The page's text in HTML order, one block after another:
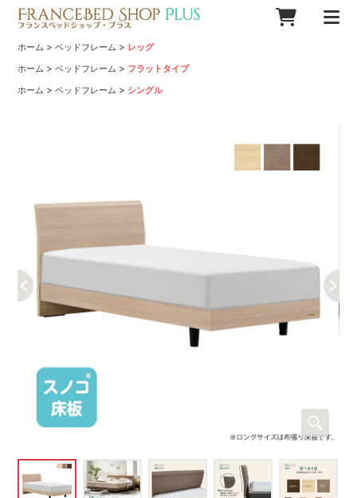
ホーム >ベッドフレーム > レッグ
ホーム >ベッドフレーム > フラットタイプ
ホーム >ベッドフレーム > シングル